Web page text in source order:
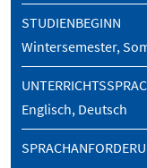
STUDIENBEGINN
Wintersemester,
Englisch, Deutsch